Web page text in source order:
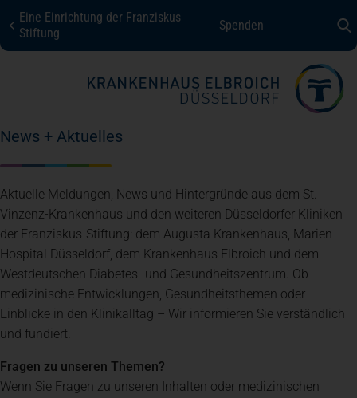
Eine Einrichtung der Franziskus
Stiftung
Spenden
KHE Düsseldorf
Über uns
Karriere
Kontakt
Spenden+ Helfen
News + Aktuelles
Aktuelle Meldungen, News und Hintergründe aus dem St.
Vinzenz-Krankenhaus und den weiteren Düsseldorfer Kliniken
der Franziskus-Stiftung: dem Augusta Krankenhaus, Marien
Hospital Düsseldorf, dem Krankenhaus Elbroich und dem
Westdeutschen Diabetes- und Gesundheitszentrum. Ob
medizinische Entwicklungen, Gesundheitsthemen oder
Einblicke in den Klinikalltag – Wir informieren Sie verständlich
und fundiert.
Fragen zu unseren Themen?
Wenn Sie Fragen zu unseren Inhalten oder medizinischen